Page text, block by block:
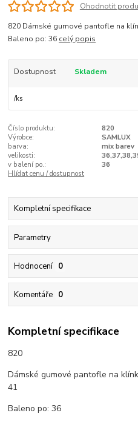
Ohodnotit
820 Dámské gumové pantofle na
Baleno po: 36 celý popis
Dostupnost Skladem
/ks
Číslo produktu:
820
Výrobce:
SAMLUX
barva:
mix barev
velikosti:
v balení po.:
36
Hlídat cenu / dostupnost
Kompletní specifikace
Parametry
Hodnocení 0
Komentáře 0
Kompletní specifikace
820
Dámské gumové pantofle na
41
Baleno po: 36